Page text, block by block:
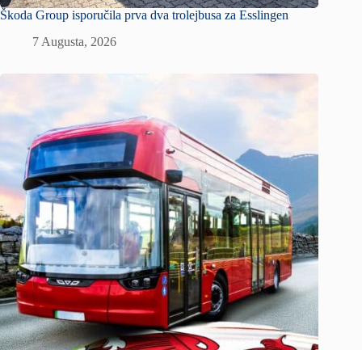
Škoda Group isporučila prva dva trolejbusa za Esslingen
7 Augusta, 2026